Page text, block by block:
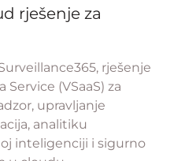
rješenje za
rješenje
Service (VSaaS) za
upravljanje
analitiku
inteligenciji i sigurno